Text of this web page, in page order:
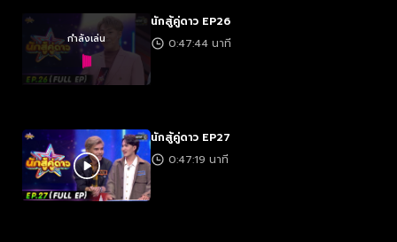
กำลังเล่น
นักสู้คู่ดาว EP26
0:47:44 นาที
นักสู้คู่ดาว EP27
0:47:19 นาที